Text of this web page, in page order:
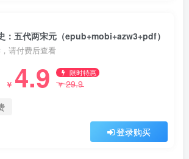
：五代两宋元（epub+mobi+azw3+pdf）
请付费后查看
￥ 4.9 限时特惠
￥29.9
登录购买